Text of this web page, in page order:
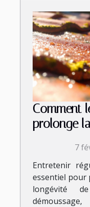
Comment
prolonge
7
Entretenir
essentiel pour
longévité